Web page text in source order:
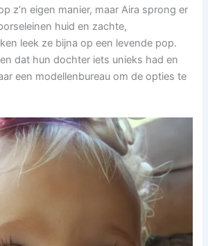
z’n eigen manier, maar Aira sprong er
huid en zachte,
leek ze bijna op een levende pop.
dat hun dochter iets unieks had en
een modellenbureau om de opties te